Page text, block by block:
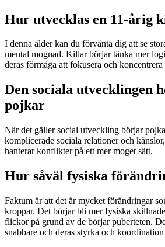
Hur utvecklas en 11-årig
I denna ålder kan du förvänta dig att se
mental mognad. Killar börjar tänka mer
deras förmåga att fokusera och
Den sociala utvecklingen
pojkar
När det gäller social utveckling börjar
komplicerade sociala relationer och
hanterar konflikter på ett mer moget sätt.
Hur såväl fysiska
Faktum är att det är mycket förändringar
kroppar. Det börjar bli mer fysiska
flickor på grund av de börjar puberteten.
snabbare och deras styrka och